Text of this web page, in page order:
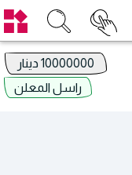
راسل المعلن